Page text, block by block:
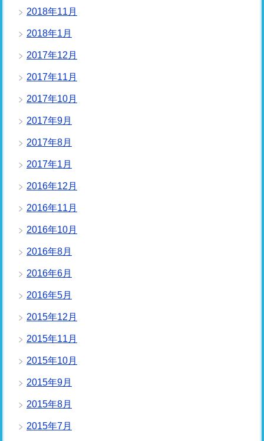
2018年11月
2018年1月
2017年12月
2017年11月
2017年10月
2017年9月
2017年8月
2017年1月
2016年12月
2016年11月
2016年10月
2016年8月
2016年6月
2016年5月
2015年12月
2015年11月
2015年10月
2015年9月
2015年8月
2015年7月